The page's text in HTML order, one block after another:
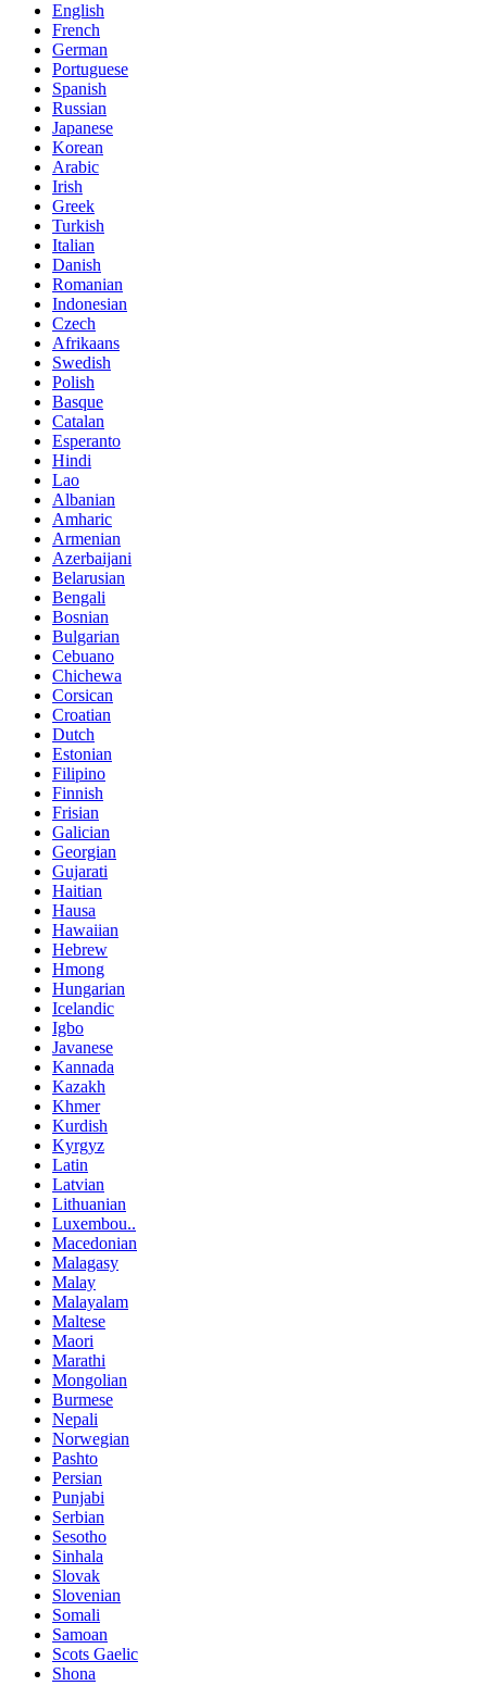
English
French
German
Portuguese
Spanish
Russian
Japanese
Korean
Arabic
Irish
Greek
Turkish
Italian
Danish
Romanian
Indonesian
Czech
Afrikaans
Swedish
Polish
Basque
Catalan
Esperanto
Hindi
Lao
Albanian
Amharic
Armenian
Azerbaijani
Belarusian
Bengali
Bosnian
Bulgarian
Cebuano
Chichewa
Corsican
Croatian
Dutch
Estonian
Filipino
Finnish
Frisian
Galician
Georgian
Gujarati
Haitian
Hausa
Hawaiian
Hebrew
Hmong
Hungarian
Icelandic
Igbo
Javanese
Kannada
Kazakh
Khmer
Kurdish
Kyrgyz
Latin
Latvian
Lithuanian
Luxembou..
Macedonian
Malagasy
Malay
Malayalam
Maltese
Maori
Marathi
Mongolian
Burmese
Nepali
Norwegian
Pashto
Persian
Punjabi
Serbian
Sesotho
Sinhala
Slovak
Slovenian
Somali
Samoan
Scots Gaelic
Shona